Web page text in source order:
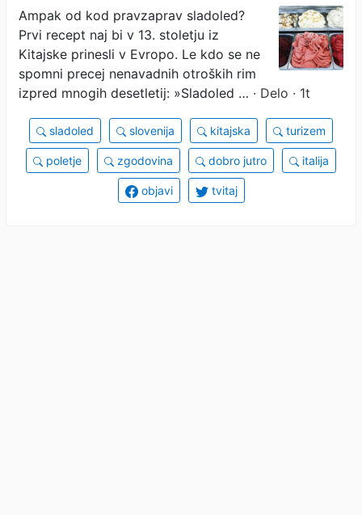
Ampak od kod pravzaprav sladoled?
Prvi recept naj bi v 13. stoletju iz
Kitajske prinesli v Evropo. Le kdo se ne
spomni precej nenavadnih otroških rim
izpred mnogih desetletij: »Sladoled … · Delo · 1t
sladoled slovenija kitajska turizem
poletje zgodovina dobro jutro italija
objavi tvitaj